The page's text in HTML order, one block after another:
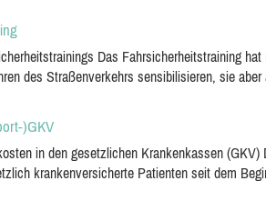
Das Fahrsicherheitstraining
des Straßenverkehrs sensibilisieren, sie
)GKV
in den gesetzlichen Krankenkassen
krankenversicherte Patienten seit dem